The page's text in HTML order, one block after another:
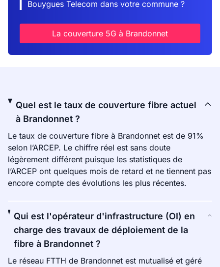
Bouygues Telecom dans votre commune ?
La couverture 5G à Brandonnet
Quel est le taux de couverture fibre actuel
à Brandonnet ?
Le taux de couverture fibre à Brandonnet est de 91%
selon l’ARCEP. Le chiffre réel est sans doute
légèrement différent puisque les statistiques de
l’ARCEP ont quelques mois de retard et ne tiennent pas
encore compte des évolutions les plus récentes.
Qui est l'opérateur d'infrastructure (OI) en
charge des travaux de déploiement de la
fibre à Brandonnet ?
Le réseau FTTH de Brandonnet est mutualisé et géré